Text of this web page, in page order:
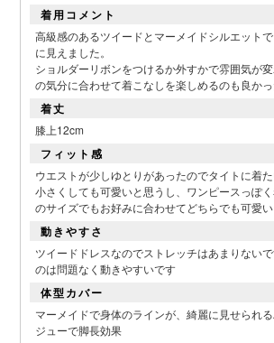
着用コメント
高級感のあるツイードとマーメイドシルエット
に見えました。
ショルダーリボンをつけるか外すかで雰囲気が
の気分に合わせて着こなしを楽しめるのも良か
着丈
膝上12cm
フィット感
ウエストが少しゆとりがあったのでタイトに着
小さくしても可愛いと思うし、ワンピースっぽ
のサイズでもお好みに合わせてどちらでも可愛
動きやすさ
ツイードドレスなのでストレッチはあまりない
のは問題なく動きやすいです
体型カバー
マーメイドで身体のラインが、綺麗に見せられ
ジューで脚長効果